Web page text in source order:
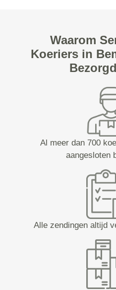
Waarom
Koeriers in
Al meer dan 700
aangesloten
Alle zendingen altijd